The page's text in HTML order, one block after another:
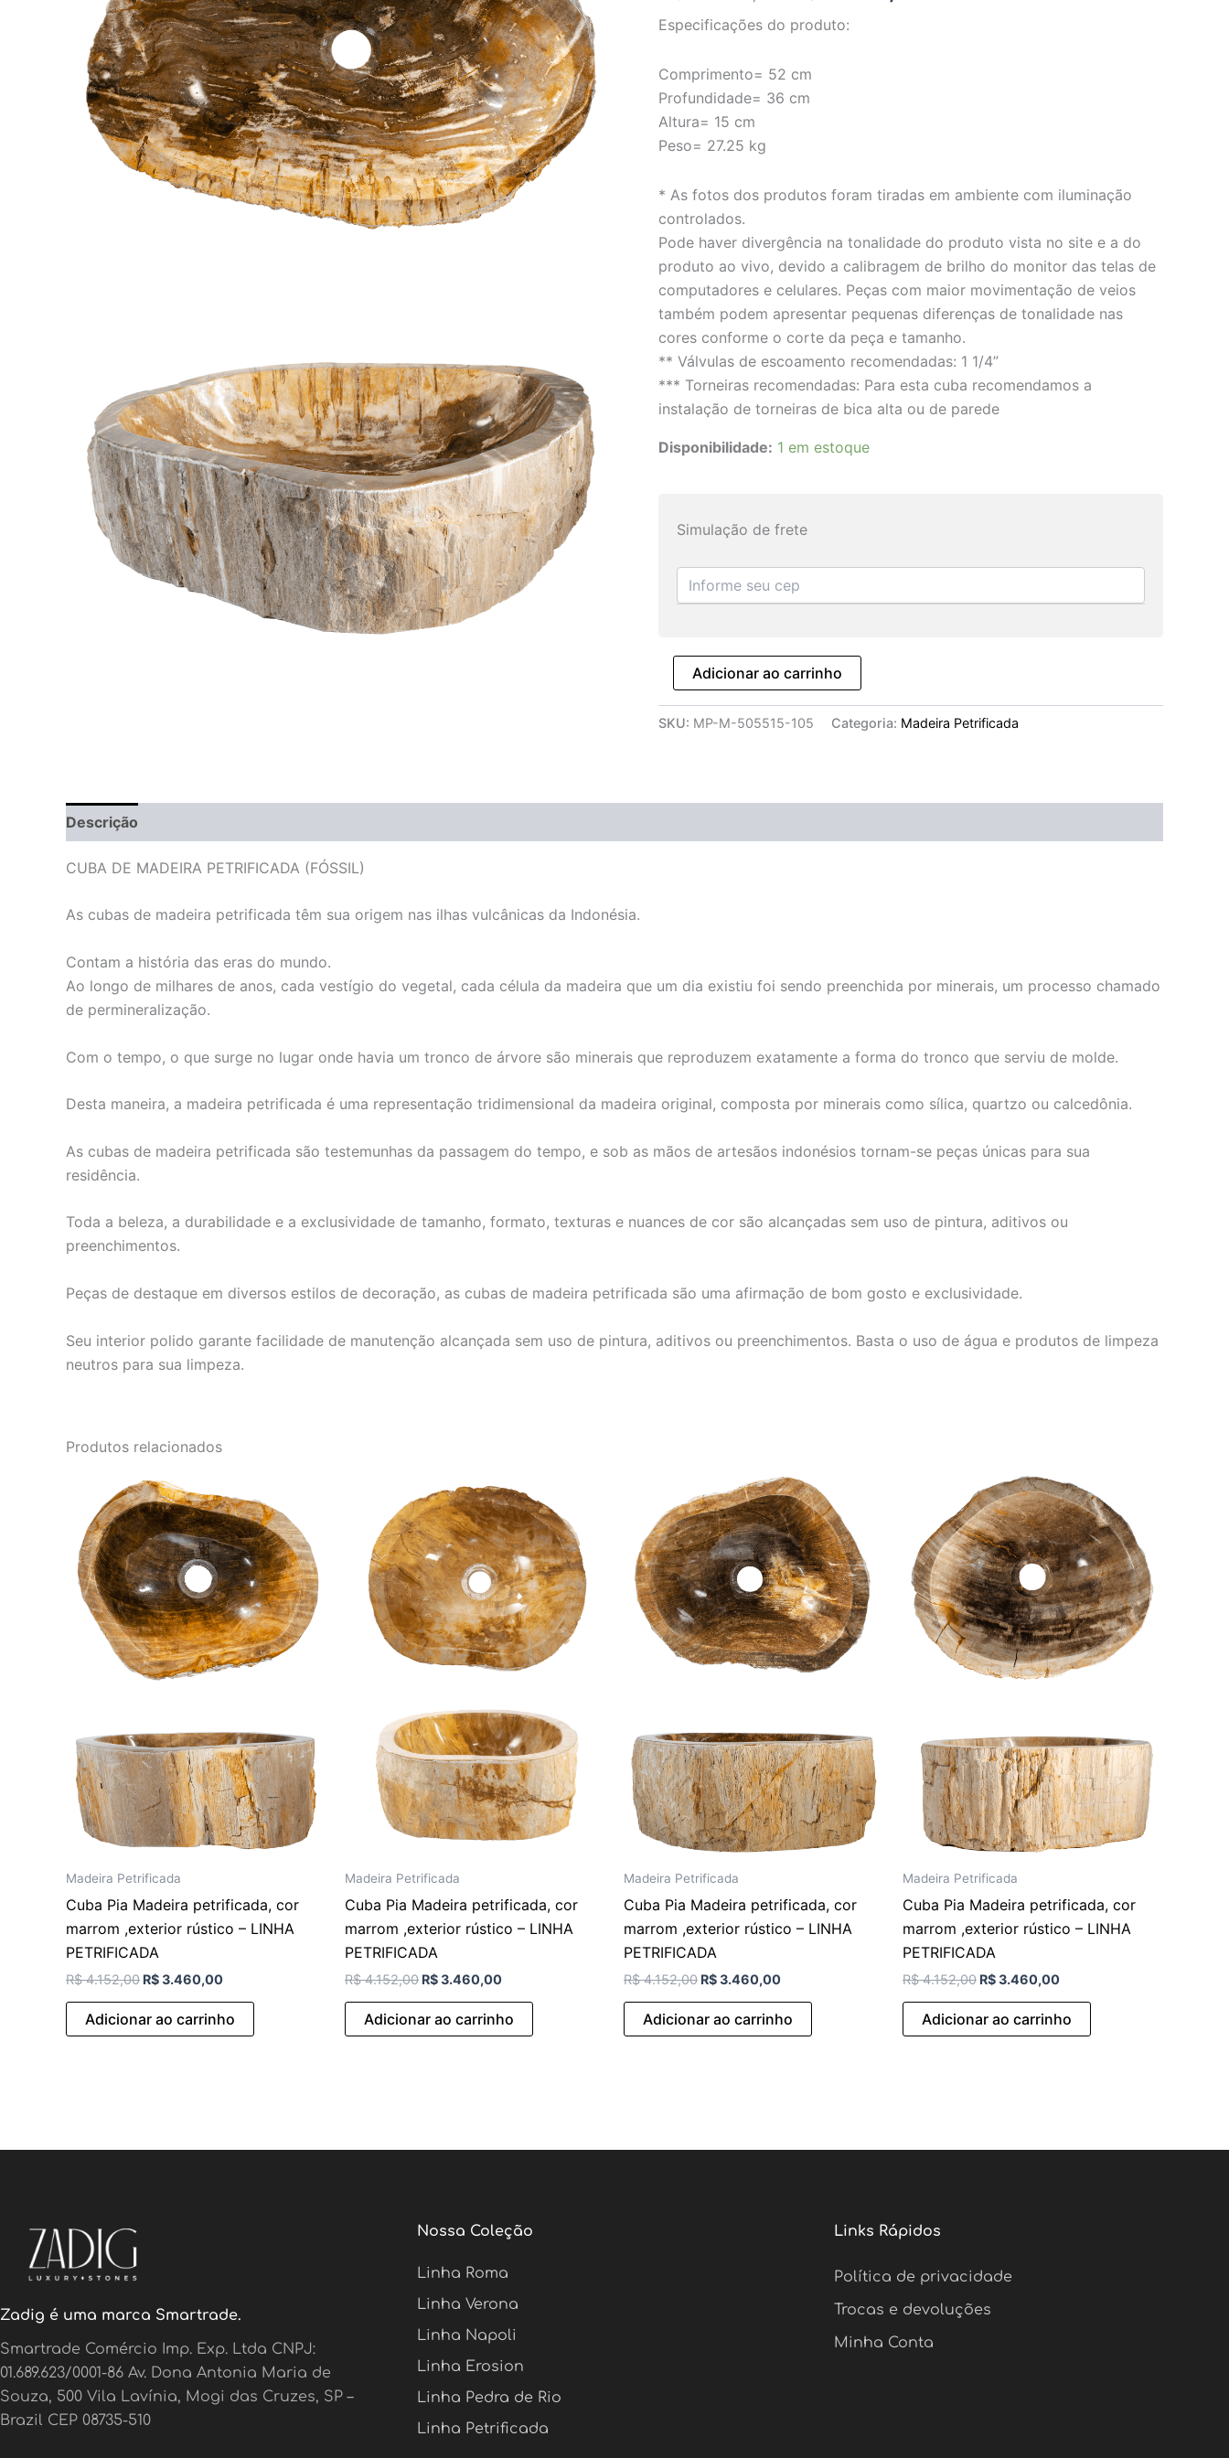
Especificações do produto:
Comprimento= 52 cm
Profundidade= 36 cm
Altura= 15 cm
Peso= 27.25 kg
* As fotos dos produtos foram tiradas em ambiente com iluminação
controlados.
Pode haver divergência na tonalidade do produto vista no site e a do
produto ao vivo, devido a calibragem de brilho do monitor das telas de
computadores e celulares. Peças com maior movimentação de veios
também podem apresentar pequenas diferenças de tonalidade nas
cores conforme o corte da peça e tamanho.
** Válvulas de escoamento recomendadas: 1 1/4”
*** Torneiras recomendadas: Para esta cuba recomendamos a
instalação de torneiras de bica alta ou de parede
Disponibilidade: 1 em estoque
Simulação de frete
PETRIFICADA
Adicionar ao carrinho
SKU: MP-M-505515-105 Categoria: Madeira Petrificada
Descrição
CUBA DE MADEIRA PETRIFICADA (FÓSSIL)
As cubas de madeira petrificada têm sua origem nas ilhas vulcânicas da Indonésia.
Contam a história das eras do mundo.
Ao longo de milhares de anos, cada vestígio do vegetal, cada célula da madeira que um dia existiu foi sendo preenchida por minerais, um processo chamado
de permineralização.
Com o tempo, o que surge no lugar onde havia um tronco de árvore são minerais que reproduzem exatamente a forma do tronco que serviu de molde.
Desta maneira, a madeira petrificada é uma representação tridimensional da madeira original, composta por minerais como sílica, quartzo ou calcedônia.
As cubas de madeira petrificada são testemunhas da passagem do tempo, e sob as mãos de artesãos indonésios tornam-se peças únicas para sua
residência.
Toda a beleza, a durabilidade e a exclusividade de tamanho, formato, texturas e nuances de cor são alcançadas sem uso de pintura, aditivos ou
preenchimentos.
Peças de destaque em diversos estilos de decoração, as cubas de madeira petrificada são uma afirmação de bom gosto e exclusividade.
Seu interior polido garante facilidade de manutenção alcançada sem uso de pintura, aditivos ou preenchimentos. Basta o uso de água e produtos de limpeza
neutros para sua limpeza.
Produtos relacionados
Madeira Petrificada
Cuba Pia Madeira petrificada, cor
marrom ,exterior rústico – LINHA
PETRIFICADA
R$4.152,00
preço
original
era:
R$ 4.152,00.
R$3.460,00
atual
é:
R$ 3.460,00.
Adicionar ao carrinho
Madeira Petrificada
Cuba Pia Madeira petrificada, cor
marrom ,exterior rústico – LINHA
PETRIFICADA
R$4.152,00
preço
original
era:
R$ 4.152,00.
R$3.460,00
preço
atual
é:
R$ 3.460,00.
Adicionar ao carrinho
Madeira Petrificada
Cuba Pia Madeira petrificada, cor
marrom ,exterior rústico – LINHA
PETRIFICADA
R$4.152,00
preço
original
era:
R$ 4.152,00.
R$3.460,00
O
preço
atual
é:
R$ 3.460,00.
Adicionar ao carrinho
Madeira Petrificada
Cuba Pia Madeira petrificada, cor
marrom ,exterior rústico – LINHA
PETRIFICADA
R$4.152,00
preço
original
era:
R$ 4.152,00.
R$3.460,00
preço
atual
é:
R$ 3.460,00.
Adicionar ao carrinho
Zadig é uma marca Smartrade.
Smartrade Comércio Imp. Exp. Ltda CNPJ:
01.689.623/0001-86 Av. Dona Antonia Maria de
Souza, 500 Vila Lavínia, Mogi das Cruzes, SP –
Brazil CEP 08735-510
Nossa Coleção
Linha Roma
Linha Verona
Linha Napoli
Linha Erosion
Linha Pedra de Rio
Linha Petrificada
Links Rápidos
Política de privacidade
Trocas e devoluções
Minha Conta